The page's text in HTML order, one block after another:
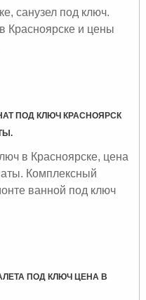
санузел под ключ.
Красноярске и цены
ПОД КЛЮЧ КРАСНОЯРСК
в Красноярске, цена
Комплексный
ванной под ключ
ПОД КЛЮЧ ЦЕНА В